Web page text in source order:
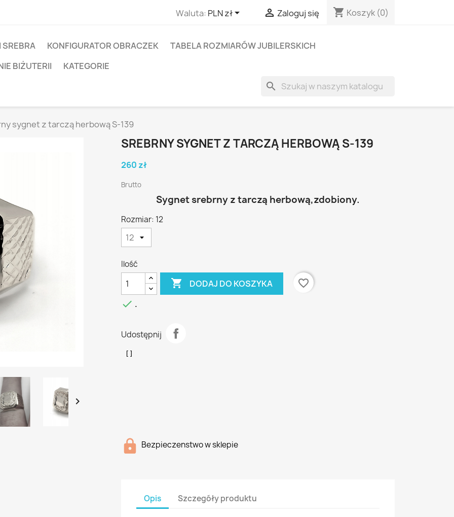
Waluta: PLN zł  Zaloguj się shopping_cart Koszyk (0)
SREBRA KONFIGURATOR OBRACZEK
TABELA ROZMIARÓW JUBILERSKICH
BIŻUTERII
KATEGORIE
search
sygnet z tarczą herbową S-139

SREBRNY SYGNET Z TARCZĄ HERBOWĄ S-139
260 zł
Brutto
Sygnet srebrny z tarczą herbową,zdobiony.
Rozmiar: 12
Ilość
 DODAJ DO KOSZYKA
favorite_border
 .
Udostępnij
Bezpieczenstwo w sklepie
Opis Szczegóły produktu